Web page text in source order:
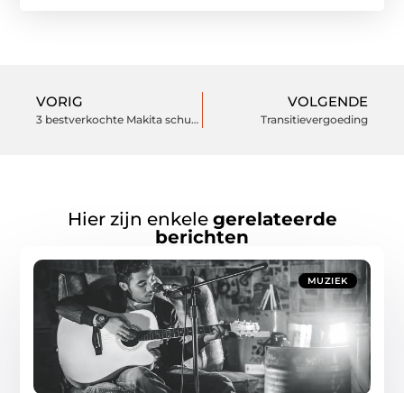
VORIG
3 bestverkochte Makita schuurmachines
VOLGENDE
Transitievergoeding
Hier zijn enkele gerelateerde
berichten
MUZIEK